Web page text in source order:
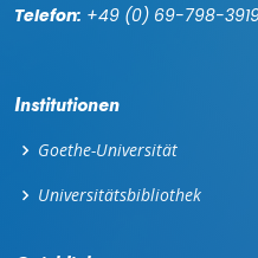
Telefon: +49 (0) 69-798-
Institutionen
Goethe-Universität
Universitätsbibliothek